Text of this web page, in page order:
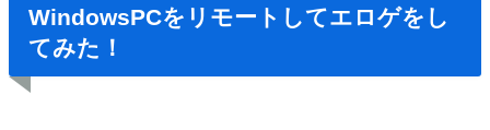
WindowsPCをリモートしてエロゲをし
てみた！